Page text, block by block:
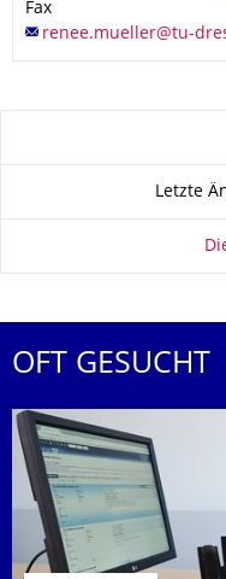
Fax
Letzte
OFT GESUCHT